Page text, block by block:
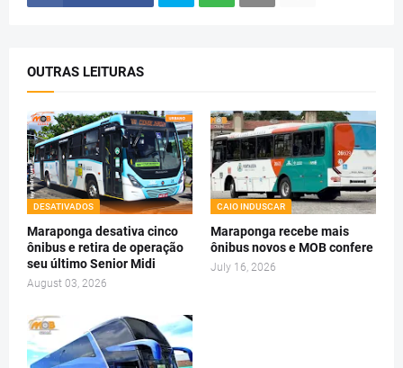
OUTRAS LEITURAS
DESATIVADOS
Maraponga desativa cinco
ônibus e retira de operação
seu último Senior Midi
August 03, 2026
CAIO INDUSCAR
Maraponga recebe mais
ônibus novos e MOB confere
July 16, 2026